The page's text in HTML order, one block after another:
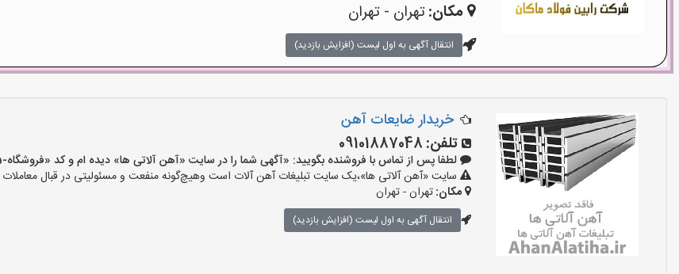
مکان:تهران - تهران
انتقال آگهی به اول لیست (افزایش بازدید)
خریدار ضایعات آهن
تلفن: 09101887048
لطفا پس از تماس با فروشنده بگویید: «آگهی شما را در سایت «آهن آلاتی ها» دیده ام و کد «فروشگاه-10515» را اعلام کنید»
سایت «آهن آلاتی ها»،یک سایت تبلیغات آهن آلات است وهیچ‌گونه منفعت و مسئولیتی در قبال معاملات
مکان:تهران - تهران
انتقال آگهی به اول لیست (افزایش بازدید)